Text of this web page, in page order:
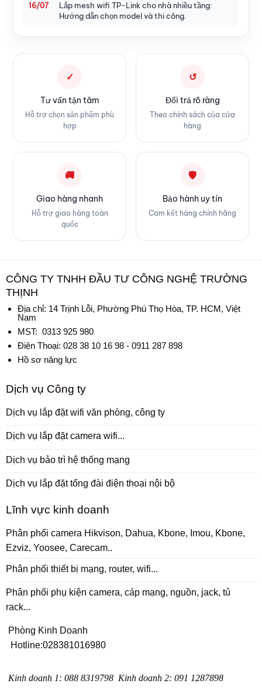
16/07
Lắp mesh wifi TP-Link cho nhà nhiều tầng:
Hướng dẫn chọn model và thi công.
✓
Tư vấn tận tâm
Hỗ trợ chọn sản phẩm phù
hợp
↺
Đổi trả rõ ràng
Theo chính sách của cửa
hàng
🚚
Giao hàng nhanh
Hỗ trợ giao hàng toàn
quốc
🛡
Bảo hành uy tín
Cam kết hàng chính hãng
CÔNG TY TNHH ĐẦU TƯ CÔNG NGHỆ TRƯỜNG
THỊNH
Địa chỉ: 14 Trịnh Lỗi, Phường Phú Thọ Hòa, TP. HCM, Việt
Nam
MST: 0313 925 980
Điện Thoại: 028 38 10 16 98 - 0911 287 898
Hồ sơ năng lực
Dịch vụ Công ty
Dịch vụ lắp đặt wifi văn phòng, công ty
Dịch vụ lắp đặt camera wifi...
Dịch vụ bảo trì hệ thống mạng
Dịch vụ lắp đặt tổng đài điện thoại nội bộ
Lĩnh vực kinh doanh
Phân phối camera Hikvison, Dahua, Kbone, Imou, Kbone,
Ezviz, Yoosee, Carecam..
Phân phối thiết bị mạng, router, wifi...
Phân phối phụ kiện camera, cáp mạng, nguồn, jack, tủ
rack...
Phòng Kinh Doanh
Hotline:028381016980
Kinh doanh 1: 088 8319798 Kinh doanh 2: 091 1287898